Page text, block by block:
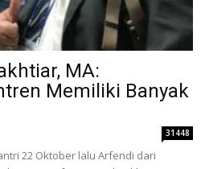
MA:
Memiliki Banyak
31448
22 Oktober lalu Arfendi dari